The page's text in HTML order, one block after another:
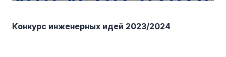
Конкурс инженерных идей 2023/2024